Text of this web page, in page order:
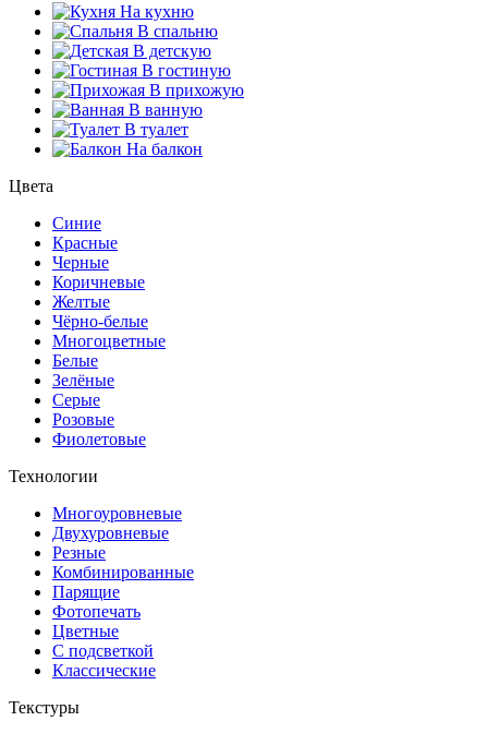
На кухню
В спальню
В детскую
В гостиную
В прихожую
В ванную
В туалет
На балкон
Цвета
Синие
Красные
Черные
Коричневые
Желтые
Чёрно-белые
Многоцветные
Белые
Зелёные
Серые
Розовые
Фиолетовые
Технологии
Многоуровневые
Двухуровневые
Резные
Комбинированные
Парящие
Фотопечать
Цветные
С подсветкой
Классические
Текстуры